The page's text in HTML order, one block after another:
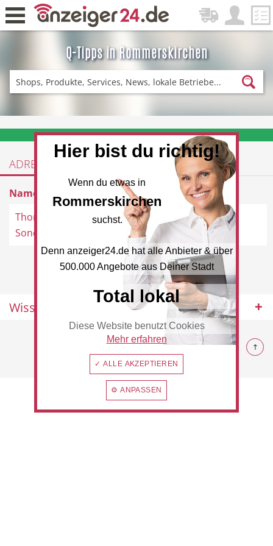
Q-Tipps in Rommerskirchen
Zurück
DE-News News
Restaurant Hotel
Beauty & Wellness Auto
Handwerk Sport & Freizeit
❤️ Aktuelle Angebote & Prospekte per Newsletter erhalten
ADRESSEN
Name
Adresse
Thomas Philipps
Sonderposten
Venloerstraße 2, 41569
Rommerskirchen
Wissenswertes
© 2026 Rommerskirchen
Hier bist du richtig!
Wenn du etwas in
Rommerskirchen
suchst.
Denn anzeiger24.de hat alle Anbieter & über
500.000 Angebote aus Deiner Stadt
Total lokal
Diese Website benutzt Cookies
Mehr erfahren
✓ ALLE AKZEPTIEREN
⚙ ANPASSEN